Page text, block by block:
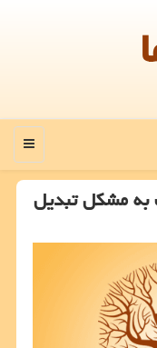
منو
به مشكل تبدیل